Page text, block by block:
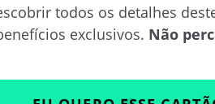
todos os detalhes
exclusivos. Não